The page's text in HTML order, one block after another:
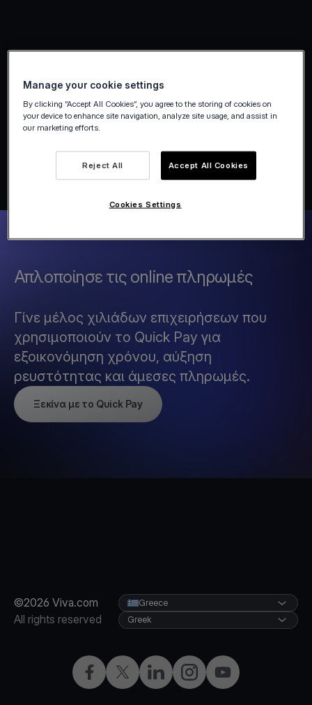
Απλοποίησε τις online πληρωμές
Γίνε μέλος χιλιάδων επιχειρήσεων που
χρησιμοποιούν το Quick Pay για
εξοικονόμηση χρόνου, αύξηση
ρευστότητας και άμεσες πληρωμές.
Ξεκίνα με το Quick Pay
©2026 Viva.com
All rights reserved
Facebook
X LinkedInInstagramYouTube
Greece
Greek
Manage your cookie settings
By clicking “Accept All Cookies”, you agree to the storing of cookies on
your device to enhance site navigation, analyze site usage, and assist in
our marketing efforts.
Reject All Accept All Cookies
Cookies Settings